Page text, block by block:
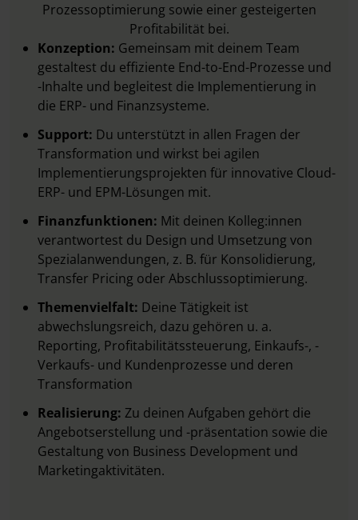
Prozessoptimierung sowie einer gesteigerten
Profitabilität bei.
Konzeption: Gemeinsam mit deinem Team
gestaltest du effiziente End-to-End-Prozesse und
-Inhalte und begleitest die Implementierung in
die ERP- und Finanzsysteme.
Support: Du unterstützt in allen Fragen der
Transformation und wirkst bei agilen
Implementierungsprojekten für innovative Cloud-
ERP- und EPM-Lösungen mit.
Finanzfunktionen: Mit deinen Kolleg:innen
verantwortest du Design und Umsetzung von
Spezialanwendungen, z. B. für Konsolidierung,
Transfer Pricing oder Abschlussoptimierung.
Themenvielfalt: Deine Tätigkeit ist
abwechslungsreich, dazu gehören u. a.
Reporting, Profitabilitätssteuerung, Einkaufs-, -
Verkaufs- und Kundenprozesse und deren
Transformation
Realisierung: Zu deinen Aufgaben gehört die
Angebotserstellung und -präsentation sowie die
Gestaltung von Business Development und
Marketingaktivitäten.